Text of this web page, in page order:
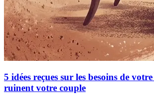
5 idées reçues sur les besoins de
ruinent votre couple